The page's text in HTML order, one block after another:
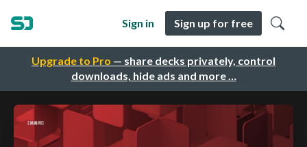
Upgrade to Pro — share decks privately, control
downloads, hide ads and more …
Sign in Sign up for free